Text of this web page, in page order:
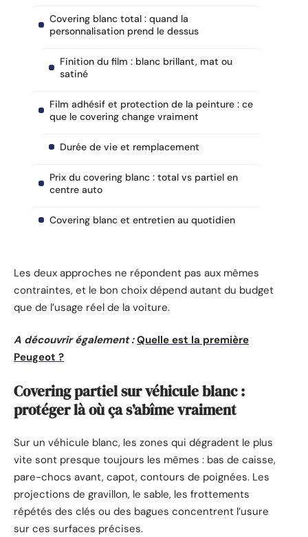
Covering blanc total : quand la
personnalisation prend le dessus
Finition du film : blanc brillant, mat ou
satiné
Film adhésif et protection de la peinture : ce
que le covering change vraiment
Durée de vie et remplacement
Prix du covering blanc : total vs partiel en
centre auto
Covering blanc et entretien au quotidien
Les deux approches ne répondent pas aux mêmes
contraintes, et le bon choix dépend autant du budget
que de l’usage réel de la voiture.
A découvrir également : Quelle est la première
Peugeot ?
Covering partiel sur véhicule blanc :
protéger là où ça s’abîme vraiment
Sur un véhicule blanc, les zones qui dégradent le plus
vite sont presque toujours les mêmes : bas de caisse,
pare-chocs avant, capot, contours de poignées. Les
projections de gravillon, le sable, les frottements
répétés des clés ou des bagues concentrent l’usure
sur ces surfaces précises.